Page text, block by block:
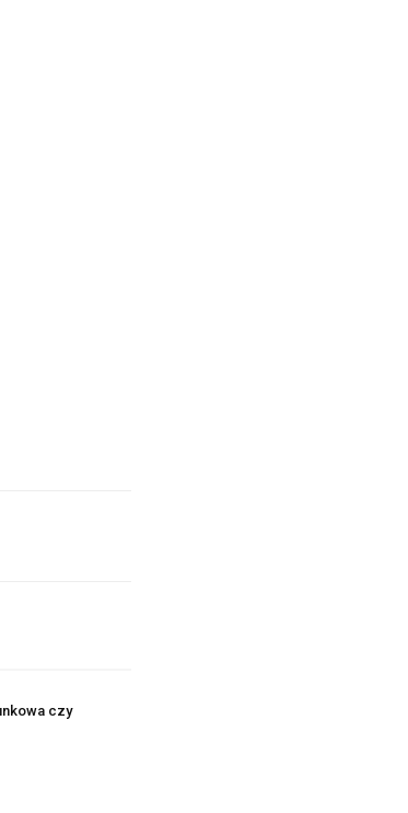
czy